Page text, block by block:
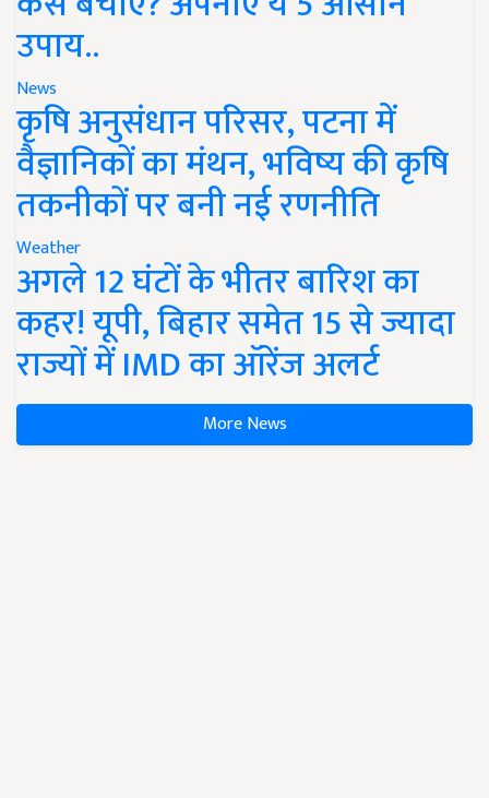
उपाय..
News
कृषि अनुसंधान परिसर, पटना में
वैज्ञानिकों का मंथन, भविष्य की कृषि
तकनीकों पर बनी नई रणनीति
Weather
अगले 12 घंटों के भीतर बारिश का
कहर! यूपी, बिहार समेत 15 से ज्यादा
राज्यों में IMD का ऑरेंज अलर्ट
More News